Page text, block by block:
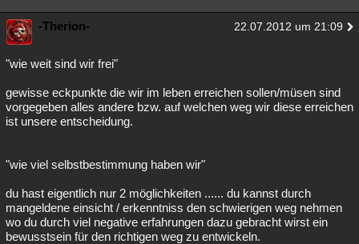
-Therion- 22.07.2012 um 21:09
"wie weit sind wir frei"
gewisse eckpunkte die wir im leben erreichen sollen/müsen sind
vorgegeben alles andere bzw. auf welchen weg wir diese erreichen
ist unsere entscheidung.
"wie viel selbstbestimmung haben wir"
du hast eigentlich nur 2 möglichkeiten ...... du kannst durch
mangeldene einsicht / erkenntniss den schwierigen weg nehmen
wo du durch viel negative erfahrungen dazu gebracht wirst ein
bewusstsein für den richtigen weg zu entwickeln.